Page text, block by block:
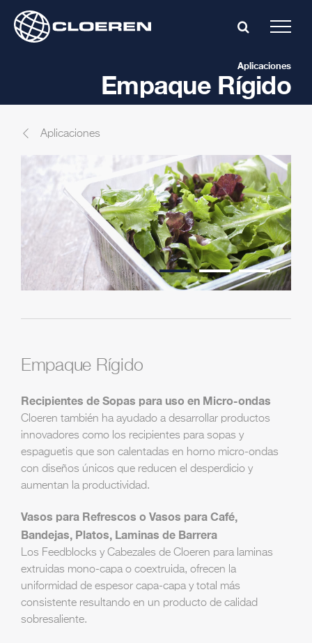
content
Empaque Rígido
Aplicaciones
Empaque Rígido
Recipientes de Sopas para uso en Micro-ondas
Cloeren también ha ayudado a desarrollar productos
innovadores como los recipientes para sopas y
espaguetis que son calentadas en horno micro-ondas
con diseños únicos que reducen el desperdicio y
aumentan la productividad.
Vasos para Refrescos o Vasos para Café,
Bandejas, Platos, Laminas de Barrera
Los Feedblocks y Cabezales de Cloeren para laminas
extruidas mono-capa o coextruida, ofrecen la
uniformidad de espesor capa-capa y total más
consistente resultando en un producto de calidad
sobresaliente.
Aplicaciones